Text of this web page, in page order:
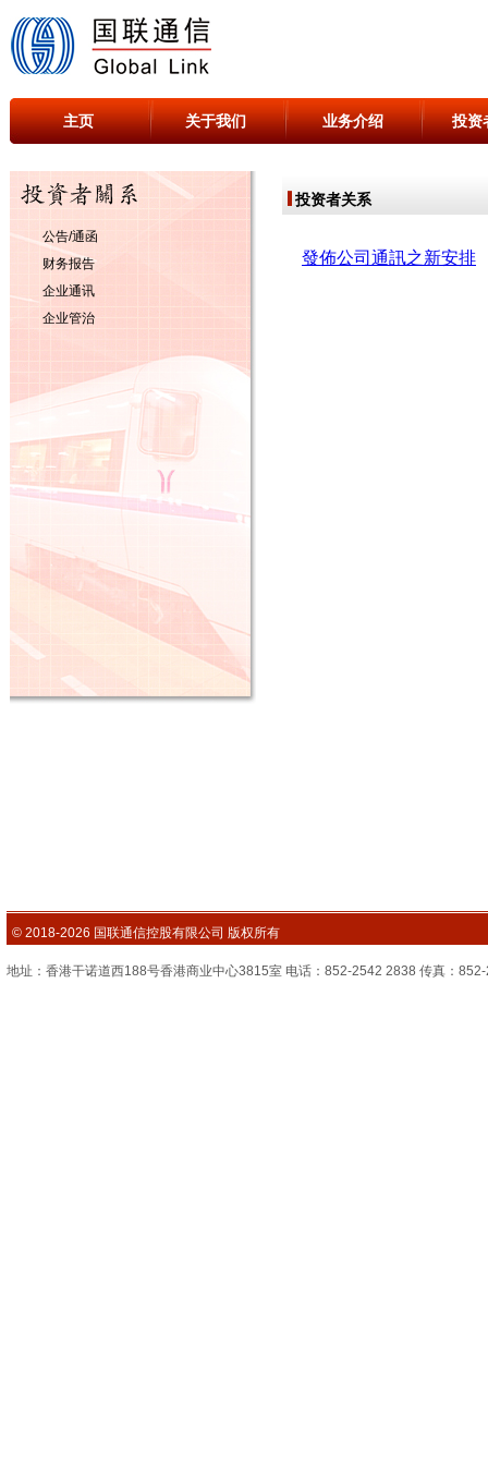
主页 关于我们 业务介绍 投资
公告/通函
财务报告
企业通讯
企业管治
投资者关系
© 2018-2026 国联通信控股有限公司 版权所有
地址：香港干诺道西188号香港商业中心3815室 电话：852-2542 2838 传真：